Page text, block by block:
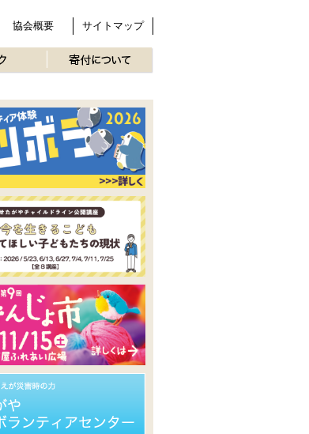
サイトマップ
協会概要